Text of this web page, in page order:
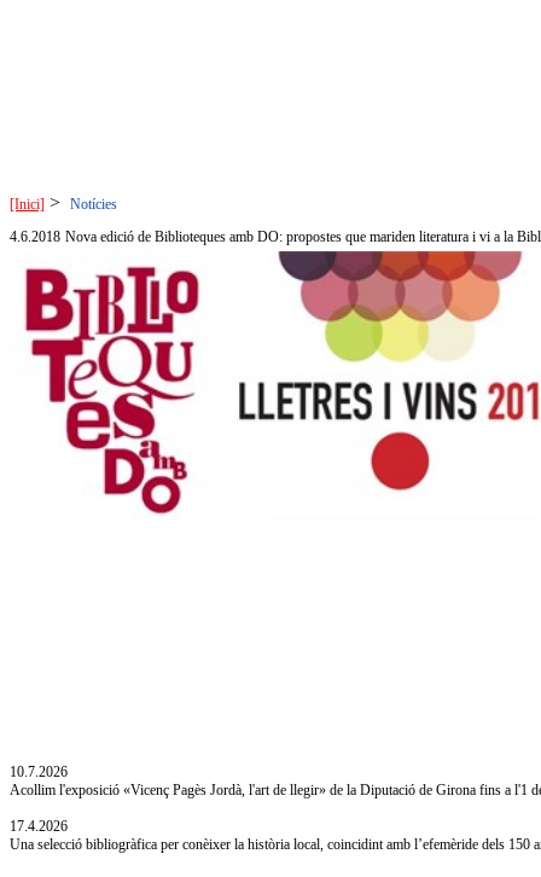
[Inici] > Notícies
4.6.2018 Nova edició de Biblioteques amb DO: propostes que mariden literatura i vi a la
10.7.2026
Acollim l'exposició «Vicenç Pagès Jordà, l'art de llegir» de la Diputació de Girona fins a l'1
17.4.2026
Una selecció bibliogràfica per conèixer la història local, coincidint amb l’efemèride dels 150